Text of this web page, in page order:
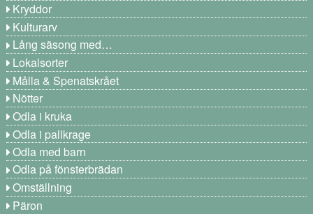
Kryddor
Kulturarv
Lång säsong med…
Lokalsorter
Målla & Spenatskrået
Nötter
Odla i kruka
Odla i pallkrage
Odla med barn
Odla på fönsterbrädan
Omställning
Päron